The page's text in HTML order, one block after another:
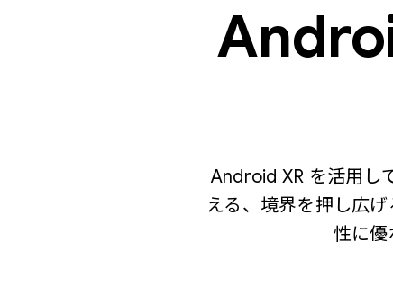
Android XR を活用し
える、境界を押し広
性に優